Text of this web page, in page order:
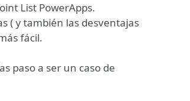
List PowerApps.
( y también las desventajas
fácil.
paso a ser un caso de